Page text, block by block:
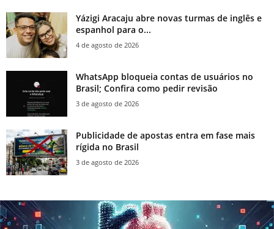
Yázigi Aracaju abre novas turmas de inglês e
espanhol para o...
4 de agosto de 2026
WhatsApp bloqueia contas de usuários no
Brasil; Confira como pedir revisão
3 de agosto de 2026
Publicidade de apostas entra em fase mais
rígida no Brasil
3 de agosto de 2026